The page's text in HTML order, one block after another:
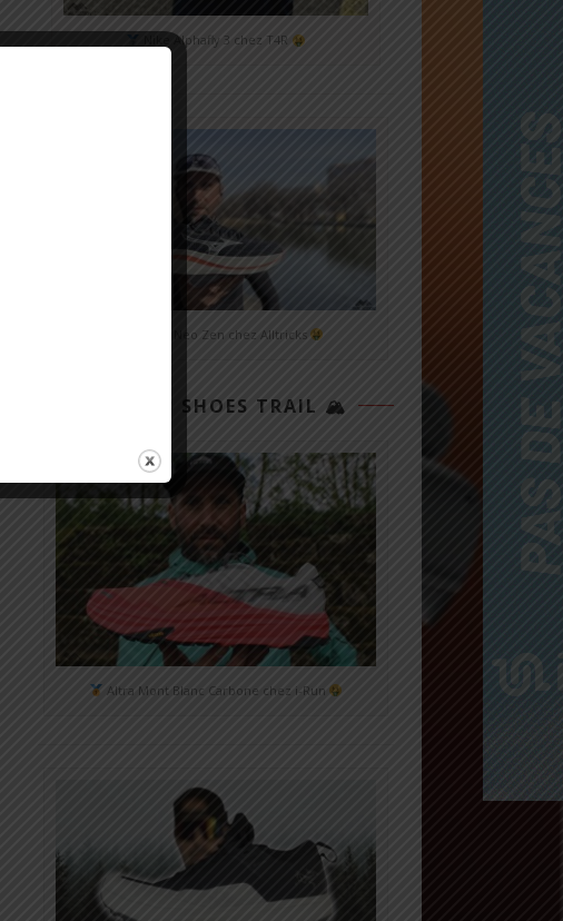
Nike Alphafly 3 chez T4R
Mizuno Neo Zen chez Alltricks
TOP 3 SHOES TRAIL 🏔
Altra Mont Blanc Carbone chez i-Run